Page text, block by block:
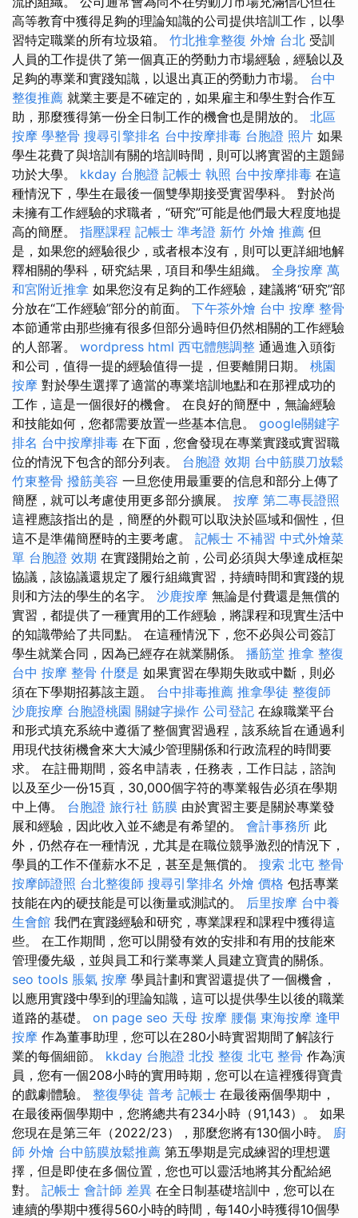
高等教育中獲得足夠的理論知識的公司提供培訓工作，以學
習特定職業的所有垃圾箱。 竹北推拿整復 外燴 台北 受訓
人員的工作提供了第一個真正的勞動力市場經驗，經驗以及
足夠的專業和實踐知識，以退出真正的勞動力市場。 台中
整復推薦 就業主要是不確定的，如果雇主和學生對合作互
助，那麼獲得第一份全日制工作的機會也是開放的。 北區
按摩 學整骨 搜尋引擎排名 台中按摩排毒 台胞證 照片 如果
學生花費了與培訓有關的培訓時間，則可以將實習的主題歸
功於大學。 kkday 台胞證 記帳士 執照 台中按摩排毒 在這
種情況下，學生在最後一個雙學期接受實習學科。 對於尚
未擁有工作經驗的求職者，“研究”可能是他們最大程度地提
高的簡歷。 指壓課程 記帳士 準考證 新竹 外燴 推薦 但
是，如果您的經驗很少，或者根本沒有，則可以更詳細地解
釋相關的學科，研究結果，項目和學生組織。 全身按摩 萬
和宮附近推拿 如果您沒有足夠的工作經驗，建議將“研究”部
分放在“工作經驗”部分的前面。 下午茶外燴 台中 按摩 整骨
本節通常由那些擁有很多但部分過時但仍然相關的工作經驗
的人部署。 wordpress html 西屯體態調整 通過進入頭銜
和公司，值得一提的經驗值得一提，但要離開日期。 桃園
按摩 對於學生選擇了適當的專業培訓地點和在那裡成功的
工作，這是一個很好的機會。 在良好的簡歷中，無論經驗
和技能如何，您都需要放置一些基本信息。 google關鍵字
排名 台中按摩排毒 在下面，您會發現在專業實踐或實習職
位的情況下包含的部分列表。 台胞證 效期 台中筋膜刀放鬆
竹東整骨 撥筋美容 一旦您使用最重要的信息和部分上傳了
簡歷，就可以考慮使用更多部分擴展。 按摩 第二專長證照
這裡應該指出的是，簡歷的外觀可以取決於區域和個性，但
這不是準備簡歷時的主要考慮。 記帳士 不補習 中式外燴菜
單 台胞證 效期 在實踐開始之前，公司必須與大學達成框架
協議，該協議還規定了履行組織實習，持續時間和實踐的規
則和方法的學生的名字。 沙鹿按摩 無論是付費還是無償的
實習，都提供了一種實用的工作經驗，將課程和現實生活中
的知識帶給了共同點。 在這種情況下，您不必與公司簽訂
學生就業合同，因為已經存在就業關係。 播筋堂 推拿 整復
台中 按摩 整骨 什麼是 如果實習在學期失敗或中斷，則必
須在下學期招募該主題。 台中排毒推薦 推拿學徒 整復師
沙鹿按摩 台胞證桃園 關鍵字操作 公司登記 在線職業平台
和形式填充系統中遵循了整個實習過程，該系統旨在通過利
用現代技術機會來大大減少管理關係和行政流程的時間要
求。 在註冊期間，簽名申請表，任務表，工作日誌，諮詢
以及至少一份15頁，30,000個字符的專業報告必須在學期
中上傳。 台胞證 旅行社 筋膜 由於實習主要是關於專業發
展和經驗，因此收入並不總是有希望的。 會計事務所 此
外，仍然存在一種情況，尤其是在職位競爭激烈的情況下，
學員的工作不僅薪水不足，甚至是無償的。 搜索 北屯 整骨
按摩師證照 台北整復師 搜尋引擎排名 外燴 價格 包括專業
技能在內的硬技能是可以衡量或測試的。 后里按摩 台中養
生會館 我們在實踐經驗和研究，專業課程和課程中獲得這
些。 在工作期間，您可以開發有效的安排和有用的技能來
管理優先級，並與員工和行業專業人員建立寶貴的關係。
seo tools 脹氣 按摩 學員計劃和實習還提供了一個機會，
以應用實踐中學到的理論知識，這可以提供學生以後的職業
道路的基礎。 on page seo 天母 按摩 腰傷 東海按摩 逢甲
按摩 作為董事助理，您可以在280小時實習期間了解該行
業的每個細節。 kkday 台胞證 北投 整復 北屯 整骨 作為演
員，您有一個208小時的實用時期，您可以在這裡獲得寶貴
的戲劇體驗。 整復學徒 普考 記帳士 在最後兩個學期中，
在最後兩個學期中，您將總共有234小時（91,143）。 如果
您現在是第三年（2022/23），那麼您將有130個小時。 廚
師 外燴 台中筋膜放鬆推薦 第五學期是完成練習的理想選
擇，但是即使在多個位置，您也可以靈活地將其分配給絕
對。 記帳士 會計師 差異 在全日制基礎培訓中，您可以在
連續的學期中獲得560小時的時間，每140小時獲得10個學